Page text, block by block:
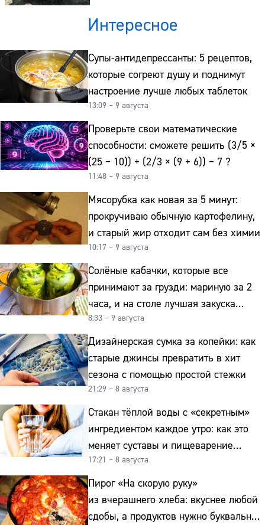
Интересное
Супы-антидепрессанты: 5 рецептов,
которые согреют душу и поднимут
настроение лучше любых таблеток
13:09 – 9 августа
Проверьте свои математические
способности: сможете решить (3/5 ×
(25 − 10)) + (2/3 × (9 + 6)) − 7 ?
11:48 – 9 августа
Мясорубка как новая за 5 минут:
прокручиваю обычную картофелину,
и старый жир отходит сам без химии
10:17 – 9 августа
Солёные кабачки, которые все
принимают за грузди: мариную за 2
часа, и на столе лучшая закуска
к картошке
8:33 – 9 августа
Дизайнерская сумка за копейки: как
старые джинсы превратить в хит
сезона с помощью простой стежки
21:29 – 8 августа
Стакан тёплой воды с «секретным»
ингредиентом каждое утро: как это
меняет суставы и пищеварение
после 50
17:21 – 8 августа
Пирог «На скорую руку»
из вчерашнего хлеба: вкуснее любой
сдобы, а продуктов нужно буквально